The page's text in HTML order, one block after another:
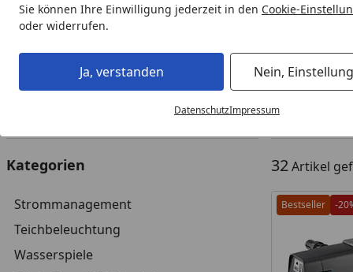
Sie können Ihre Einwilligung jederzeit in den Cookie-
oder widerrufen.
Ja, verstanden Nein,
DatenschutzImpressum
UVC-Vorklärgeräte
Ihre Artikelübersicht
Ersatzteile verfügbar
Kategorien
Strommanagement
Teichbeleuchtung
Wasserspiele
32Artikel
Bestseller -